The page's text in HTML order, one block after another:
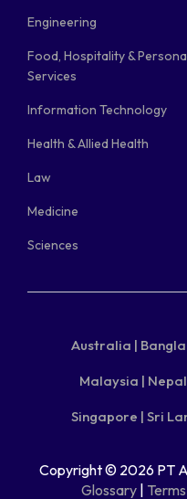
Engineering
Food, Hospitality &
Services
Information Technology
Health & Allied Health
Law
Medicine
Sciences
Australia |
Malaysia |
Singapore | Sri
Copyright © 2026 PT
Glossary |